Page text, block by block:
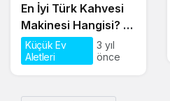
En İyi Türk Kahvesi
Makinesi Hangisi? |
En İyi Modellerin
Ürün İncelemesi
Küçük Ev
Aletleri
3 yıl
önce